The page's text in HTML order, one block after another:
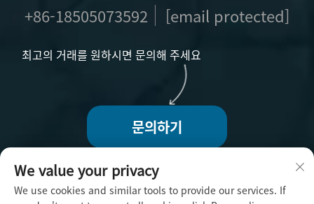
+86-18505073592 [email protected]
최고의 거래를 원하시면 문의해 주세요
문의하기
We value your privacy
We use cookies and similar tools to provide our services. If